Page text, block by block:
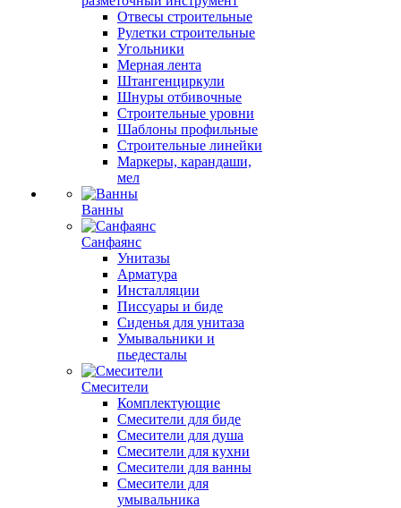
Отвесы строительные
Рулетки строительные
Угольники
Мерная лента
Штангенциркули
Шнуры отбивочные
Строительные уровни
Шаблоны профильные
Строительные линейки
Маркеры, карандаши,
мел
Ванны
Санфаянс
Унитазы
Арматура
Инсталляции
Писсуары и биде
Сиденья для унитаза
Умывальники и
пьедесталы
Смесители
Комплектующие
Смесители для биде
Смесители для душа
Смесители для кухни
Смесители для ванны
Смесители для
умывальника